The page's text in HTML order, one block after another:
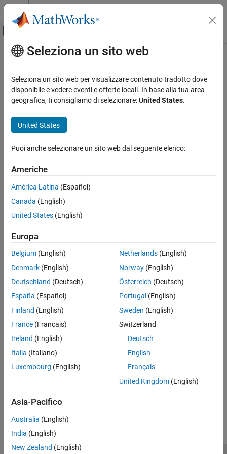
Vai al contenuto
Attiva/disattiva menu di navigazione
Pagina iniziale della documentazione
SoC Blockset
System on Chip (SoC)
Seed Value
Description
Programmatic Use
Version History
See Also
Contenuto principale
Seed Value
Random number generator seed
Description
Random number generator seed for the simulation of task
Settings
default
Default value isdefault
Programmatic Use
Parameter:
Type:
Values:
default
Version History
Introduced in R2019a
See Also
Hardware Implementation Pane
Seleziona un sito web
Seleziona un sito web per visualizzare contenuto tradotto dove
disponibile e vedere eventi e offerte locali. In base alla tua area
geografica, ti consigliamo di selezionare:United States.
United States
Puoi anche selezionare un sito web dal seguente elenco:
Americhe
América Latina (Español)
Canada (English)
United States (English)
Europa
Belgium (English)
Denmark (English)
Deutschland (Deutsch)
España (Español)
Finland (English)
France (Français)
Ireland (English)
Italia (Italiano)
Luxembourg (English)
Netherlands(English)
Norway(English)
Österreich (Deutsch)
Portugal (English)
Sweden (English)
Switzerland
Deutsch
English
Français
United Kingdom(English)
Asia-Pacifico
Australia (English)
India (English)
New Zealand (English)